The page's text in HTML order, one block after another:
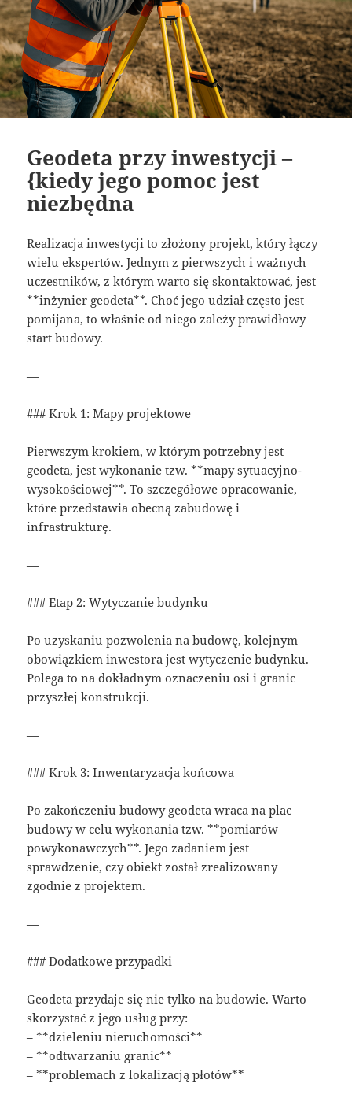
Geodeta przy inwestycji –
{kiedy jego pomoc jest
niezbędna
Realizacja inwestycji to złożony projekt, który łączy
wielu ekspertów. Jednym z pierwszych i ważnych
uczestników, z którym warto się skontaktować, jest
**inżynier geodeta**. Choć jego udział często jest
pomijana, to właśnie od niego zależy prawidłowy
start budowy.
—
### Krok 1: Mapy projektowe
Pierwszym krokiem, w którym potrzebny jest
geodeta, jest wykonanie tzw. **mapy sytuacyjno-
wysokościowej**. To szczegółowe opracowanie,
które przedstawia obecną zabudowę i
infrastrukturę.
—
### Etap 2: Wytyczanie budynku
Po uzyskaniu pozwolenia na budowę, kolejnym
obowiązkiem inwestora jest wytyczenie budynku.
Polega to na dokładnym oznaczeniu osi i granic
przyszłej konstrukcji.
—
### Krok 3: Inwentaryzacja końcowa
Po zakończeniu budowy geodeta wraca na plac
budowy w celu wykonania tzw. **pomiarów
powykonawczych**. Jego zadaniem jest
sprawdzenie, czy obiekt został zrealizowany
zgodnie z projektem.
—
### Dodatkowe przypadki
Geodeta przydaje się nie tylko na budowie. Warto
skorzystać z jego usług przy:
– **dzieleniu nieruchomości**
– **odtwarzaniu granic**
– **problemach z lokalizacją płotów**